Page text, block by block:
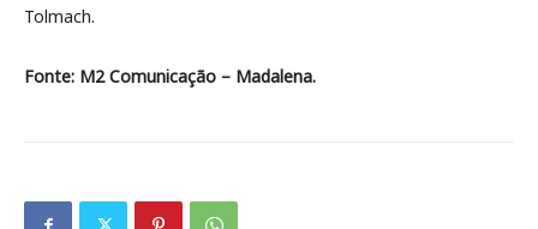
Tolmach.
Fonte: M2 Comunicação – Madalena.